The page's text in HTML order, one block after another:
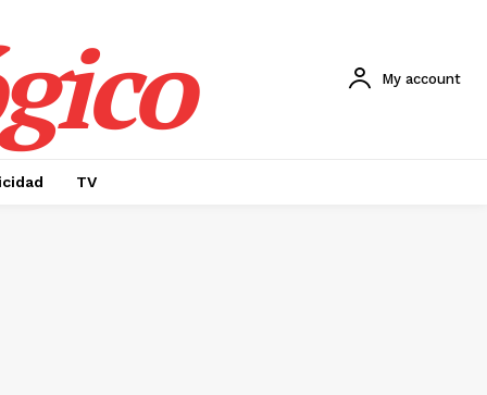
My account
TV